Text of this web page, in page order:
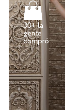
30+ la
gente
compró